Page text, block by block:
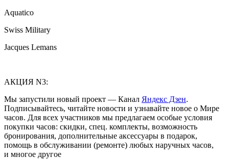
Aquatico
Swiss Military
Jacques Lemans
АКЦИЯ N3:
Мы запустили новый проект — Канал Яндекс Дзен.
Подписывайтесь, читайте новости и узнавайте новое о Мире
часов. Для всех участников мы предлагаем особые условия
покупки часов: скидки, спец. комплекты, возможность
бронирования, дополнительные аксессуары в подарок,
помощь в обслуживании (ремонте) любых наручных часов,
и многое другое